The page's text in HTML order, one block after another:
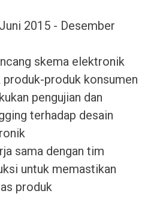
2015 - Desember
skema elektronik
produk-produk konsumen
pengujian dan
terhadap desain
sama dengan tim
untuk memastikan
produk